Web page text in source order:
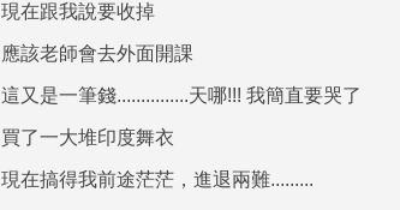
現在跟我說要收掉
應該老師會去外面開課
這又是一筆錢...............天哪!!! 我簡直要哭了
買了一大堆印度舞衣
現在搞得我前途茫茫，進退兩難.........